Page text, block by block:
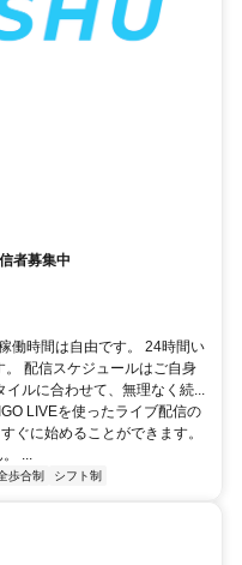
者募集中
働時間は自由です。 24時間い
配信スケジュールはご自身
ルに合わせて、無理なく続...
LIVEを使ったライブ配信の
ぐに始めることができます。
...
歩合制 シフト制